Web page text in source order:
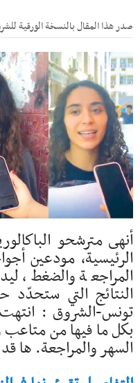
صدر هذا المقال بالنسخة الورقية للشروق -
أنهى مترشحو
الرئيسية، مودعين
المراجعة والضغط،
النتائج التي
تونس-الشروق :
بكل ما فيها من
السهر والمراجعة. ها